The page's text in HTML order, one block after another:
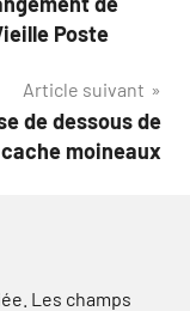
Poste
Article suivant
de dessous de
moineaux
Les champs